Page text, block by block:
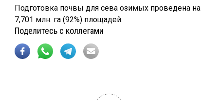
Подготовка почвы для сева озимых проведена на
7,701 млн. га (92%) площадей.
Поделитесь с коллегами